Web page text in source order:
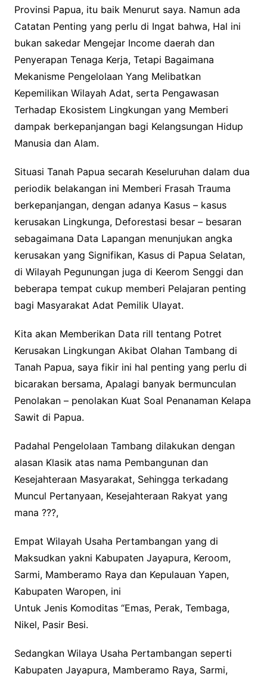
Provinsi Papua, itu baik Menurut saya. Namun ada
Catatan Penting yang perlu di Ingat bahwa, Hal ini
bukan sakedar Mengejar Income daerah dan
Penyerapan Tenaga Kerja, Tetapi Bagaimana
Mekanisme Pengelolaan Yang Melibatkan
Kepemilikan Wilayah Adat, serta Pengawasan
Terhadap Ekosistem Lingkungan yang Memberi
dampak berkepanjangan bagi Kelangsungan Hidup
Manusia dan Alam.
Situasi Tanah Papua secarah Keseluruhan dalam dua
periodik belakangan ini Memberi Frasah Trauma
berkepanjangan, dengan adanya Kasus – kasus
kerusakan Lingkunga, Deforestasi besar – besaran
sebagaimana Data Lapangan menunjukan angka
kerusakan yang Signifikan, Kasus di Papua Selatan,
di Wilayah Pegunungan juga di Keerom Senggi dan
beberapa tempat cukup memberi Pelajaran penting
bagi Masyarakat Adat Pemilik Ulayat.
Kita akan Memberikan Data rill tentang Potret
Kerusakan Lingkungan Akibat Olahan Tambang di
Tanah Papua, saya fikir ini hal penting yang perlu di
bicarakan bersama, Apalagi banyak bermunculan
Penolakan – penolakan Kuat Soal Penanaman Kelapa
Sawit di Papua.
Padahal Pengelolaan Tambang dilakukan dengan
alasan Klasik atas nama Pembangunan dan
Kesejahteraan Masyarakat, Sehingga terkadang
Muncul Pertanyaan, Kesejahteraan Rakyat yang
mana ???,
Empat Wilayah Usaha Pertambangan yang di
Maksudkan yakni Kabupaten Jayapura, Keroom,
Sarmi, Mamberamo Raya dan Kepulauan Yapen,
Kabupaten Waropen, ini
Untuk Jenis Komoditas “Emas, Perak, Tembaga,
Nikel, Pasir Besi.
Sedangkan Wilaya Usaha Pertambangan seperti
Kabupaten Jayapura, Mamberamo Raya, Sarmi,